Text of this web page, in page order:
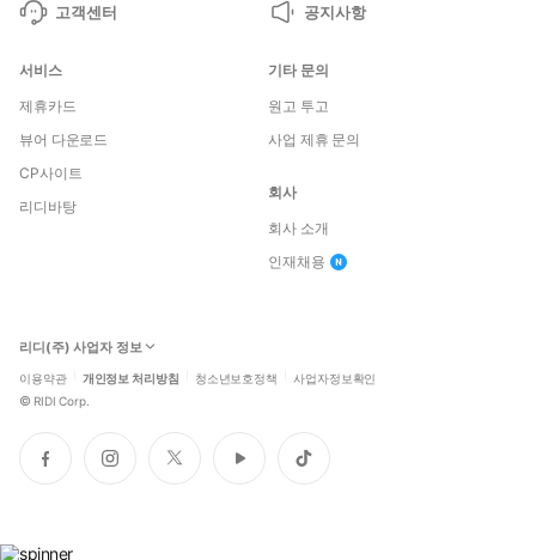
고객센터 공지사항
서비스
제휴카드
뷰어 다운로드
CP사이트
리디바탕
기타 문의
원고 투고
사업 제휴 문의
회사
회사 소개
인재채용
리디(주) 사업자 정보
이용약관 개인정보 처리방침 청소년보호정책 사업자정보확인
© RIDI Corp.
페
이
인
스
트
위
유
튜
틱
톡